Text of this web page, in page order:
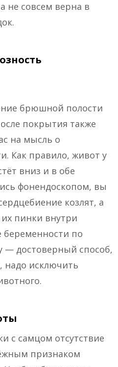
не совсем верна в
брюшной полости
покрытия также
на мысль о
Как правило, живот у
вниз и в обе
фонендоскопом, вы
козлят, а
пинки внутри
по
— достоверный способ,
надо исключить
с самцом отсутствие
признаком